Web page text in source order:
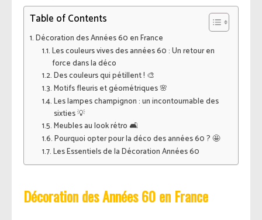
Table of Contents
Décoration des Années 60 en France
Les couleurs vives des années 60 : Un retour en
force dans la déco
Des couleurs qui pétillent ! 🎨
Motifs fleuris et géométriques 🌸
Les lampes champignon : un incontournable des
sixties 💡
Meubles au look rétro 🛋️
Pourquoi opter pour la déco des années 60 ? 🤩
Les Essentiels de la Décoration Années 60
Décoration des Années 60 en France